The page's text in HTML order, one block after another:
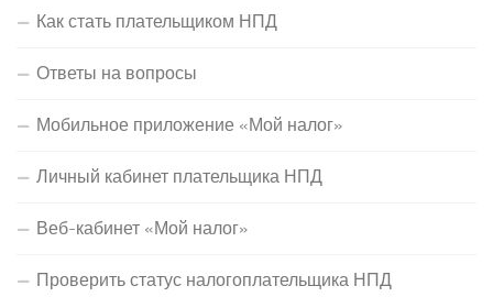
Как стать плательщиком НПД
Ответы на вопросы
Мобильное приложение «Мой налог»
Личный кабинет плательщика НПД
Веб-кабинет «Мой налог»
Проверить статус налогоплательщика НПД